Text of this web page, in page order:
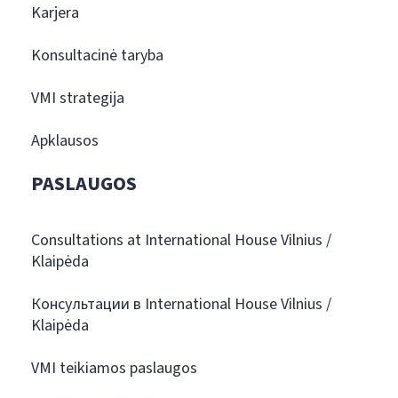
Karjera
Konsultacinė taryba
VMI strategija
Apklausos
PASLAUGOS
Consultations at International House Vilnius /
Klaipėda
Консультации в International House Vilnius /
Klaipėda
VMI teikiamos paslaugos